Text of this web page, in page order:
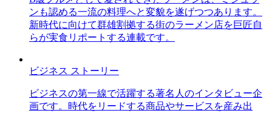
ンも認める一流の料理へと変貌を遂げつつあります。
新時代に向けて群雄割拠する街のラーメン店を巨匠自
らが実食リポートする連載です。
ビジネス ストーリー
ビジネスの第一線で活躍する著名人のインタビュー企
画です。時代をリードする商品やサービスを産み出